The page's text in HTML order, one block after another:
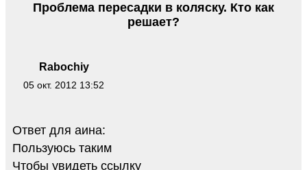
Rabochiy
05 окт. 2012 13:52
Проблема пересадки в коляску. Кто как
решает?
Ответ для аина:
Пользуюсь таким
Чтобы увидеть ссылку